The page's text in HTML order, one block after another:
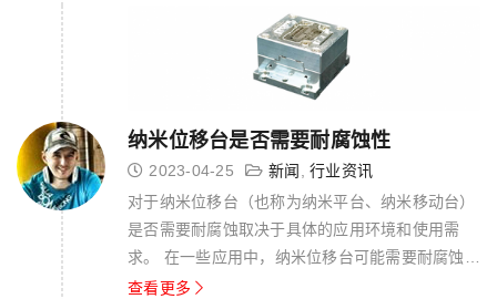
用，如纳米尺度热学、热力学、材料性能等研究
中，尤其重要。 纳米位移台的温度稳定性...
纳米位移台是否需要耐腐蚀性
2023-04-25 新闻 , 行业资讯
对于纳米位移台（也称为纳米平台、纳米移动台）
是否需要耐腐蚀取决于具体的应用环境和使用需
求。 在一些应用中，纳米位移台可能需要耐腐蚀性
能，特别是在涉及到腐蚀性介质的实验、处理或测
查看更多